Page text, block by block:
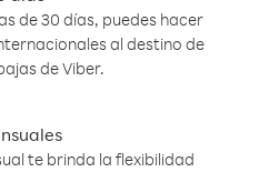
de 30 días, puedes hacer
al destino de
de Viber.
te brinda la flexibilidad